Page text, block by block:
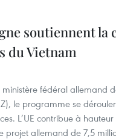
soutiennent
du Vietnam
ministère fédéral allemand
le programme se
L’UE contribue à
projet allemand de 7,5